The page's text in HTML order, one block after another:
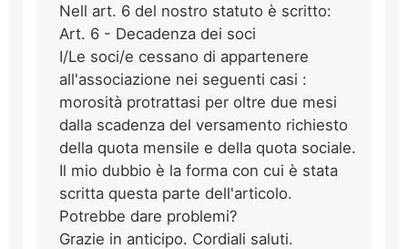
Nell art. 6 del nostro statuto è scritto:
Art. 6 - Decadenza dei soci
I/Le soci/e cessano di appartenere
all'associazione nei seguenti casi :
morosità protrattasi per oltre due mesi
dalla scadenza del versamento richiesto
della quota mensile e della quota sociale.
Il mio dubbio è la forma con cui è stata
scritta questa parte dell'articolo.
Potrebbe dare problemi?
Grazie in anticipo. Cordiali saluti.